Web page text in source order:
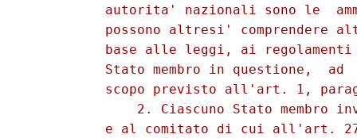
autorita' nazionali sono le
possono altresi' comprendere
base alle leggi, ai
Stato membro in questione,  ad
scopo previsto all'art. 1,
2. Ciascuno Stato membro
e al comitato di cui all'art.